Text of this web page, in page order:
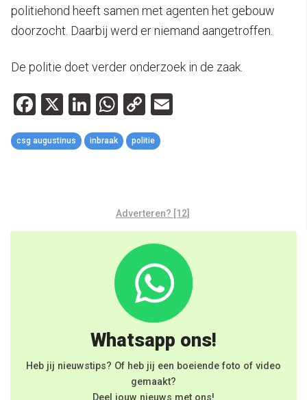
politiehond heeft samen met agenten het gebouw
doorzocht. Daarbij werd er niemand aangetroffen.
De politie doet verder onderzoek in de zaak.
Facebook
X LinkedIn
WhatsApp
Copy
Link
csg augustinus inbraak politie
Adverteren? [12]
Whatsapp ons!
Heb jij nieuwstips? Of heb jij een boeiende foto of video
gemaakt?
Deel jouw nieuws met ons!